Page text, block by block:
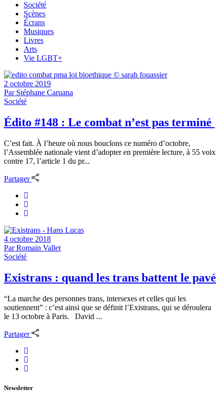
Société
Scènes
Écrans
Musiques
Livres
Arts
Vie LGBT+
2 octobre 2019
Par Stéphane Caruana
Société
Édito #148 : Le combat n’est pas terminé
C’est fait. À l’heure où nous bouclons ce numéro d’octobre,
l’Assemblée nationale vient d’adopter en première lecture, à 55 voix
contre 17, l’article 1 du pr...
Partager
4 octobre 2018
ParRomain Vallet
Société
Existrans : quand les trans battent le pavé
“La marche des personnes trans, intersexes et celles qui les
soutiennent” : c’est ainsi que se définit l’Existrans, qui se déroulera
le 13 octobre à Paris. David ...
Partager
Newsletter